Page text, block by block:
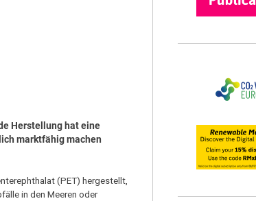
Herstellung hat eine
marktfähig machen
(PET) hergestellt,
in den Meeren oder